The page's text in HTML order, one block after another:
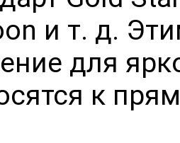
и т. д.
для
к